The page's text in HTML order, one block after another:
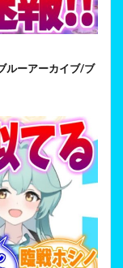
ルーアーカイブ/ブ